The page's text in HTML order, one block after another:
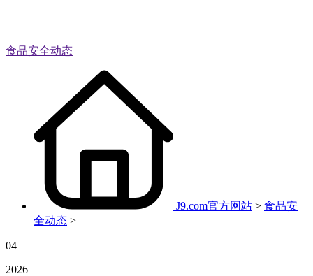
食品安全动态
J9.com官方网站 > 食品安
全动态 >
04
2026